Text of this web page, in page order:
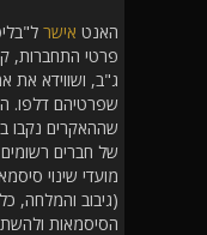
האנט אישר
ג"ב, ושווידא את
שפרטיהם דלפו.
של חברים
(גיבוב והמלחה,
הסיסמאות